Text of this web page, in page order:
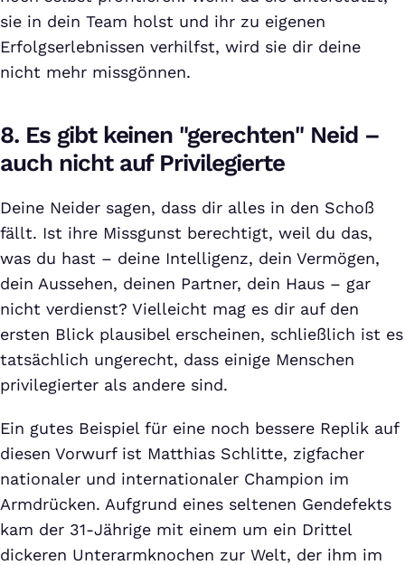
sie in dein Team holst und ihr zu eigenen
Erfolgserlebnissen verhilfst, wird sie dir deine
nicht mehr missgönnen.
8. Es gibt keinen "gerechten" Neid –
auch nicht auf Privilegierte
Deine Neider sagen, dass dir alles in den Schoß
fällt. Ist ihre Missgunst berechtigt, weil du das,
was du hast – deine Intelligenz, dein Vermögen,
dein Aussehen, deinen Partner, dein Haus – gar
nicht verdienst? Vielleicht mag es dir auf den
ersten Blick plausibel erscheinen, schließlich ist es
tatsächlich ungerecht, dass einige Menschen
privilegierter als andere sind.
Ein gutes Beispiel für eine noch bessere Replik auf
diesen Vorwurf ist Matthias Schlitte, zigfacher
nationaler und internationaler Champion im
Armdrücken. Aufgrund eines seltenen Gendefekts
kam der 31-Jährige mit einem um ein Drittel
dickeren Unterarmknochen zur Welt, der ihm im